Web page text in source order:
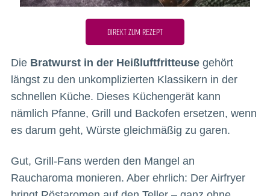
DIREKT ZUM REZEPT
Die Bratwurst in der Heißluftfritteusegehört
längst zu den unkomplizierten Klassikern in der
schnellen Küche. Dieses Küchengerät kann
nämlich Pfanne, Grill und Backofen ersetzen, wenn
es darum geht, Würste gleichmäßig zu garen.
Gut, Grill-Fans werden den Mangel an
Raucharoma monieren. Aber ehrlich: Der Airfryer